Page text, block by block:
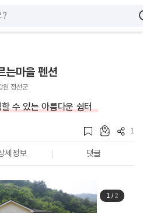
는마을 펜션
원 정선군
수 있는 아름다운 쉼터
1
세정보 댓글
1/ 2